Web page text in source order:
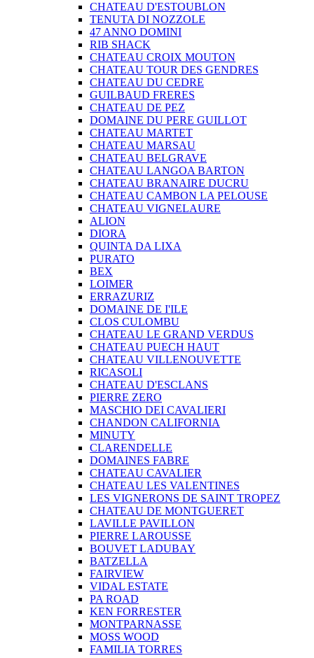
CHATEAU D'ESTOUBLON
TENUTA DI NOZZOLE
47 ANNO DOMINI
RIB SHACK
CHATEAU CROIX MOUTON
CHATEAU TOUR DES GENDRES
CHATEAU DU CEDRE
GUILBAUD FRERES
CHATEAU DE PEZ
DOMAINE DU PERE GUILLOT
CHATEAU MARTET
CHATEAU MARSAU
CHATEAU BELGRAVE
CHATEAU LANGOA BARTON
CHATEAU BRANAIRE DUCRU
CHATEAU CAMBON LA PELOUSE
CHATEAU VIGNELAURE
ALION
DIORA
QUINTA DA LIXA
PURATO
BEX
LOIMER
ERRAZURIZ
DOMAINE DE I'ILE
CLOS CULOMBU
CHATEAU LE GRAND VERDUS
CHATEAU PUECH HAUT
CHATEAU VILLENOUVETTE
RICASOLI
CHATEAU D'ESCLANS
PIERRE ZERO
MASCHIO DEI CAVALIERI
CHANDON CALIFORNIA
MINUTY
CLARENDELLE
DOMAINES FABRE
CHATEAU CAVALIER
CHATEAU LES VALENTINES
LES VIGNERONS DE SAINT TROPEZ
CHATEAU DE MONTGUERET
LAVILLE PAVILLON
PIERRE LAROUSSE
BOUVET LADUBAY
BATZELLA
FAIRVIEW
VIDAL ESTATE
PA ROAD
KEN FORRESTER
MONTPARNASSE
MOSS WOOD
FAMILIA TORRES